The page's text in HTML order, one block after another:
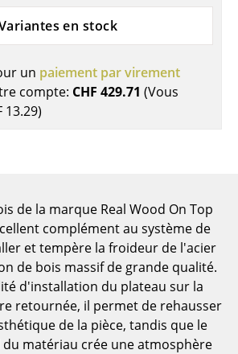
Pupitres
en stock
un paiement par virement
compte: CHF 429.71 (Vous
13.29)
de la marque Real Wood On Top
complément au système de
et tempère la froideur de l'acier
de bois massif de grande qualité.
d'installation du plateau sur la
retournée, il permet de rehausser
de la pièce, tandis que le
matériau crée une atmosphère